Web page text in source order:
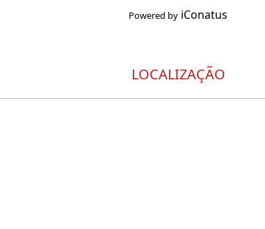
Powered by iConatus
LOCALIZAÇÃO